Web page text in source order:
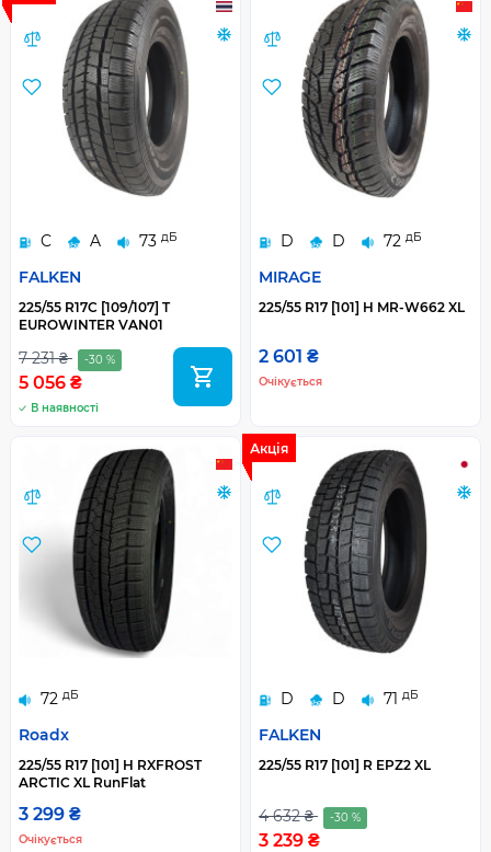
C A 73 дБ
FALKEN
225/55 R17C [109/107] T
EUROWINTER VAN01
7 231 ₴ -30 %
5 056 ₴
В наявності
D D 72 дБ
MIRAGE
225/55 R17 [101] H MR-W662 XL
2 601 ₴
Очікується
72 дБ
Roadx
225/55 R17 [101] H RXFROST
ARCTIC XL RunFlat
3 299 ₴
Очікується
Акція
D D 71 дБ
FALKEN
225/55 R17 [101] R EPZ2 XL
4 632 ₴ -30 %
3 239 ₴